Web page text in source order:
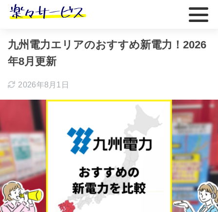
ホーム おすすめ
九州電力エリアのおすすめ新電力！2026
年8月更新
2026年8月1日